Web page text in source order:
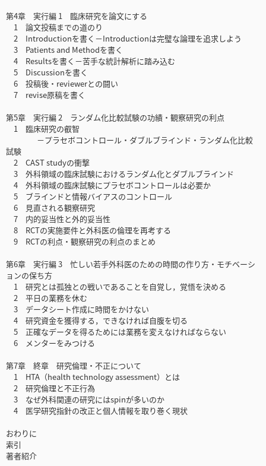
第4章 実行編 1 臨床研究を論文にする
1 論文投稿までの道のり
2 Introductionを書く－Introductionは完璧な論理を追求しよう
3 Patients and Methodを書く
4 Resultsを書く－苦手な統計解析に踏み込む
5 Discussionを書く
6 投稿後・reviewerとの闘い
7 revise原稿を書く
第5章 実行編 2 ランダム化比較試験の功績・観察研究の利点
1 臨床研究の叡智
－プラセボコントロール・ダブルブラインド・ランダム化比較
試験
2 CAST studyの衝撃
3 外科領域の臨床試験におけるランダム化とダブルブラインド
4 外科領域の臨床試験にプラセボコントロールは必要か
5 ブラインドと情報バイアスのコントロール
6 見直される観察研究
7 内的妥当性と外的妥当性
8 RCTの実施要件と外科医の倫理を再考する
9 RCTの利点・観察研究の利点のまとめ
第6章 実行編 3 忙しい若手外科医のための時間の作り方・モチベーシ
ョンの保ち方
1 研究とは孤独との戦いであることを自覚し，覚悟を決める
2 平日の業務を休む
3 データシート作成に時間をかけない
4 研究資金を獲得する，できなければ自腹を切る
5 正確なデータを得るためには業務を変えなければならない
6 メンターをみつける
第7章 終章 研究倫理・不正について
1 HTA（health technology assessment）とは
2 研究倫理と不正行為
3 なぜ外科関連の研究にはspinが多いのか
4 医学研究指針の改正と個人情報を取り巻く現状
おわりに
索引
著者紹介